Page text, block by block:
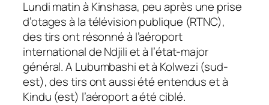
Lundi matin à Kinshasa, peu après une prise
d’otages à la télévision publique (RTNC),
des tirs ont résonné à l’aéroport
international de Ndjili et à l’état-major
général. A Lubumbashi et à Kolwezi (sud-
est), des tirs ont aussi été entendus et à
Kindu (est) l’aéroport a été ciblé.